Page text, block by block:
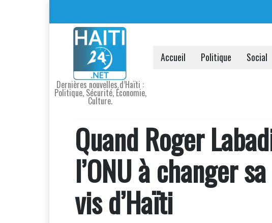
Dernières nouvelles d’Haïti :
Politique, Sécurité, Économie,
Culture.
Accueil Politique Social
Quand Roger
l’ONU à changer
vis d’Haïti